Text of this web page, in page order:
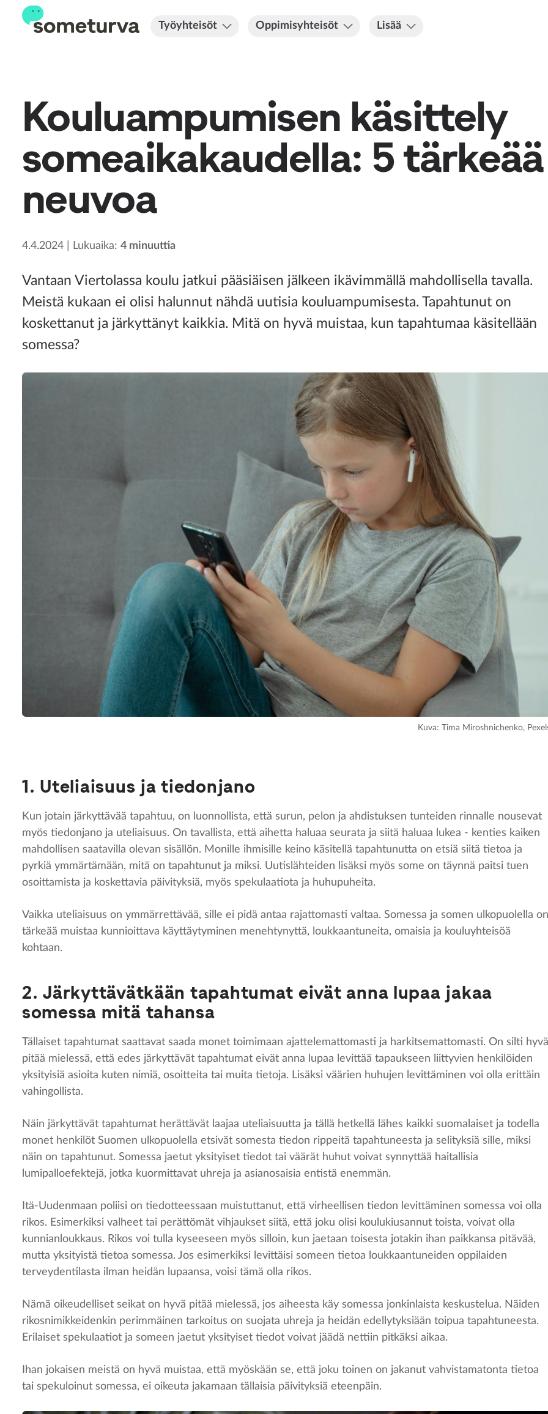
Työyhteisöt Oppimisyhteisöt Lisää
Kouluampumisen käsittely
someaikakaudella: 5 tärkeää
neuvoa
4.4.2024 Lukuaika: 4 minuuttia
Vantaan Viertolassa koulu jatkui pääsiäisen jälkeen ikävimmällä mahdollisella tavalla.
Meistä kukaan ei olisi halunnut nähdä uutisia kouluampumisesta. Tapahtunut on
koskettanut ja järkyttänyt kaikkia. Mitä on hyvä muistaa, kun tapahtumaa käsitellään
somessa?
Kuva: Tima Miroshnichenko,
1. Uteliaisuus ja tiedonjano
Kun jotain järkyttävää tapahtuu, on luonnollista, että surun, pelon ja ahdistuksen tunteiden rinnalle nousevat
myös tiedonjano ja uteliaisuus. On tavallista, että aihetta haluaa seurata ja siitä haluaa lukea - kenties kaiken
mahdollisen saatavilla olevan sisällön. Monille ihmisille keino käsitellä tapahtunutta on etsiä siitä tietoa ja
pyrkiä ymmärtämään, mitä on tapahtunut ja miksi. Uutislähteiden lisäksi myös some on täynnä paitsi tuen
osoittamista ja koskettavia päivityksiä, myös spekulaatiota ja huhupuheita.
Vaikka uteliaisuus on ymmärrettävää, sille ei pidä antaa rajattomasti valtaa. Somessa ja somen ulkopuolella on
tärkeää muistaa kunnioittava käyttäytyminen menehtynyttä, loukkaantuneita, omaisia ja kouluyhteisöä
kohtaan.
2. Järkyttävätkään tapahtumat eivät anna lupaa jakaa
somessa mitä tahansa
Tällaiset tapahtumat saattavat saada monet toimimaan ajattelemattomasti ja harkitsemattomasti. On silti hyvä
pitää mielessä, että edes järkyttävät tapahtumat eivät anna lupaa levittää tapaukseen liittyvien henkilöiden
yksityisiä asioita kuten nimiä, osoitteita tai muita tietoja. Lisäksi väärien huhujen levittäminen voi olla erittäin
vahingollista.
Näin järkyttävät tapahtumat herättävät laajaa uteliaisuutta ja tällä hetkellä lähes kaikki suomalaiset ja todella
monet henkilöt Suomen ulkopuolella etsivät somesta tiedon rippeitä tapahtuneesta ja selityksiä sille, miksi
näin on tapahtunut. Somessa jaetut yksityiset tiedot tai väärät huhut voivat synnyttää haitallisia
lumipalloefektejä, jotka kuormittavat uhreja ja asianosaisia entistä enemmän.
Itä-Uudenmaan poliisi on tiedotteessaan muistuttanut, että virheellisen tiedon levittäminen somessa voi olla
rikos. Esimerkiksi valheet tai perättömät vihjaukset siitä, että joku olisi koulukiusannut toista, voivat olla
kunnianloukkaus. Rikos voi tulla kyseeseen myös silloin, kun jaetaan toisesta jotakin ihan paikkansa pitävää,
mutta yksityistä tietoa somessa. Jos esimerkiksi levittäisi someen tietoa loukkaantuneiden oppilaiden
terveydentilasta ilman heidän lupaansa, voisi tämä olla rikos.
Nämä oikeudelliset seikat on hyvä pitää mielessä, jos aiheesta käy somessa jonkinlaista keskustelua. Näiden
rikosnimikkeidenkin perimmäinen tarkoitus on suojata uhreja ja heidän edellytyksiään toipua tapahtuneesta.
Erilaiset spekulaatiot ja someen jaetut yksityiset tiedot voivat jäädä nettiin pitkäksi aikaa.
Ihan jokaisen meistä on hyvä muistaa, että myöskään se, että joku toinen on jakanut vahvistamatonta tietoa
tai spekuloinut somessa, ei oikeuta jakamaan tällaisia päivityksiä eteenpäin.